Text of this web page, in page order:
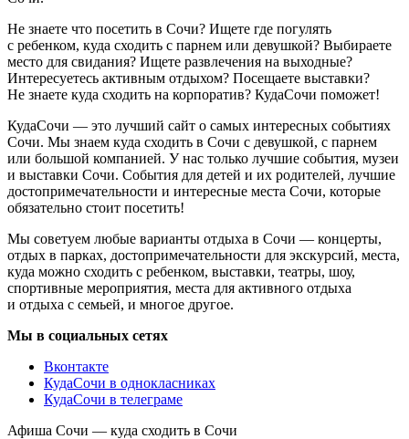
Не знаете что посетить в Сочи? Ищете где погулять
с ребенком, куда сходить с парнем или девушкой? Выбираете
место для свидания? Ищете развлечения на выходные?
Интересуетесь активным отдыхом? Посещаете выставки?
Не знаете куда сходить на корпоратив? КудаСочи поможет!
КудаСочи — это лучший сайт о самых интересных событиях
Сочи. Мы знаем куда сходить в Сочи с девушкой, с парнем
или большой компанией. У нас только лучшие события, музеи
и выставки Сочи. События для детей и их родителей, лучшие
достопримечательности и интересные места Сочи, которые
обязательно стоит посетить!
Мы советуем любые варианты отдыха в Сочи — концерты,
отдых в парках, достопримечательности для экскурсий, места,
куда можно сходить с ребенком, выставки, театры, шоу,
спортивные мероприятия, места для активного отдыха
и отдыха с семьей, и многое другое.
Мы в социальных сетях
Вконтакте
КудаСочи в однокласниках
КудаСочи в телеграме
Афиша Сочи — куда сходить в Сочи